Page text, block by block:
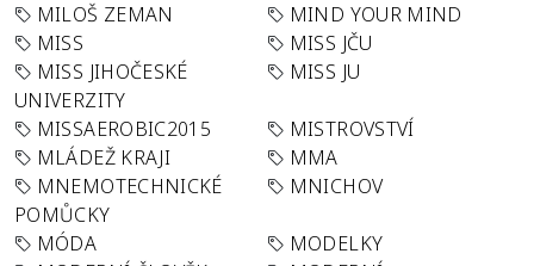
MILOŠ ZEMAN
MIND YOUR MIND
MISS
MISS JČU
MISS JIHOČESKÉ
UNIVERZITY
MISS JU
MISSAEROBIC2015
MISTROVSTVÍ
MLÁDEŽ KRAJI
MMA
MNEMOTECHNICKÉ
POMŮCKY
MNICHOV
MÓDA
MODELKY